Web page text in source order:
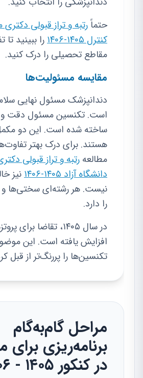
حتماًرتبه و تراز قبولی
کنترل ۱۴۰۵-۱۴۰۶
را ببینید
مقاطع تحصیلی را درک کنید.
مقایسه مسئولیت‌ها
دندانپزشک مسئول نهایی
است. تکنسین مسئول دقت و
ساخته شده است. این دو
هستند. برای درک بهتر
مطالعه رتبه و تراز قبولی
دانشگاه آزاد ۱۴۰۵-۱۴۰۶
نیز
نیست. هر رشته‌ای سختی‌ها
را دارد.
در سال ۱۴۰۵، تقاضا
افزایش یافته است. این
تکنسین‌ها را پررنگ‌تر از قبل
مراحل گام‌به‌گام
برنامه‌ریزی
در کنکور ۱۴۰۵ - ۱۴۰۶